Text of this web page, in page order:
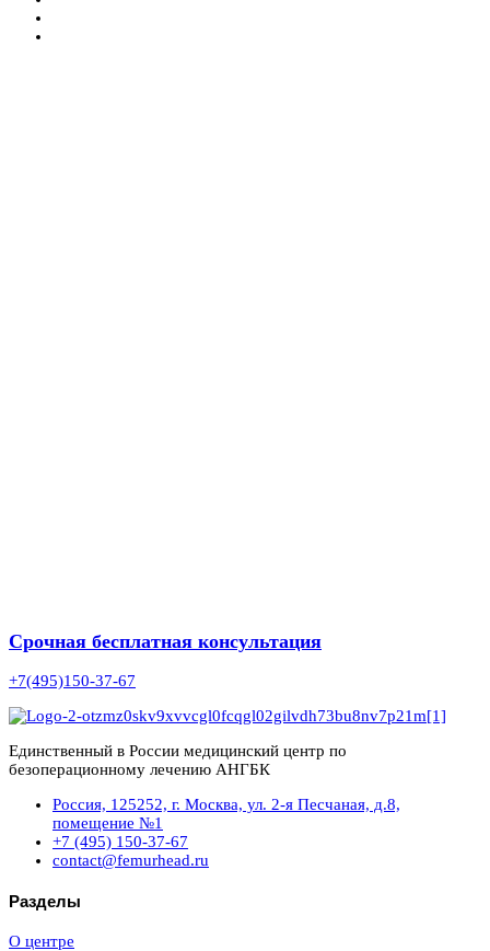
Срочная бесплатная консультация
+7(495)150-37-67
Единственный в России медицинский центр по
безоперационному лечению АНГБК
Россия, 125252, г. Москва, ул. 2-я Песчаная, д.8,
помещение №1
+7 (495) 150-37-67
contact@femurhead.ru
Разделы
О центре